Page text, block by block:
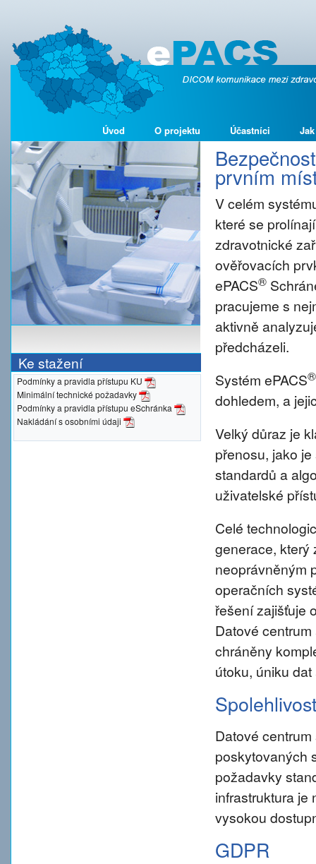
Úvod O projektu Účastníci
Ke stažení
Podmínky a pravidla přístupu KU
Minimální technické požadavky
Podmínky a pravidla přístupu eSchránka
Nakládání s osobními údaji
prvním
V celém
které se
zdravotnické
ověřovacích
ePACS®
pracujeme s
aktivně
předcházeli.
Systém ePACS®
dohledem, a
Velký důraz je
přenosu, jako
standardů a
uživatelské
Celé
generace, který
neoprávněným
operačních
řešení zajišťuje
Datové
chráněny
útoku, úniku
Spolehlivost
Datové
poskytovaných
požadavky
infrastruktura je
vysokou
GDPR